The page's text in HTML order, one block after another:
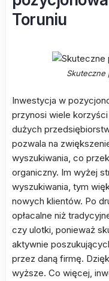
Toruniu
Skuteczne
Inwestycja w
przynosi wiele
dużych
pozwala na
wyszukiwania, co
organiczny. Im wyżej
wyszukiwania, tym
nowych klientów. Po
opłacalne niż
czy ulotki, ponieważ
aktywnie
przez daną firmę.
wyższe. Co więcej,